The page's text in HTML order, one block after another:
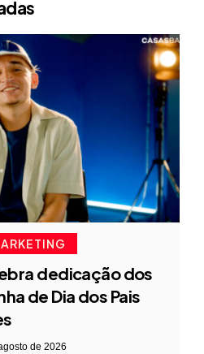
dedicação dos
de Dia dos Pais
de 2026